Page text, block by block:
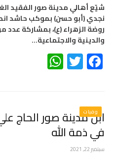
شيّع أهالي مدينة صور الفقيد
نجدي (أبو حسن) بموكب حاشد
روضة الزهراء (ع)، بمشاركة عدد
والدينية والاجتماعية…
Facebook
Twitter
وفيات
ابن مدينة صور الحاج
في ذمة الله
سبتمبر 22, 2021